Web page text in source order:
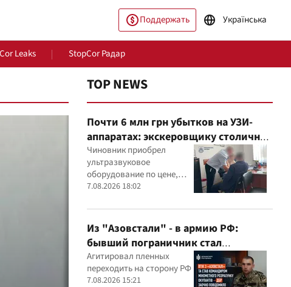
Поддержать Українська
Leaks StopCor Радар
TOP NEWS
Почти 6 млн грн убытков на УЗИ-
аппаратах: экскеровщику столичной
больницы объявили подозрение
Чиновник приобрел
ультразвуковое
оборудование по цене,
которая, как установили
значительно выше
рыночной
7.08.2026 18:02
Из "Азовстали" - в армию РФ:
бывший пограничник стал
командиром минометного расчета
оккупантов
Агитировал пленных
переходить на сторону РФ
7.08.2026 15:21